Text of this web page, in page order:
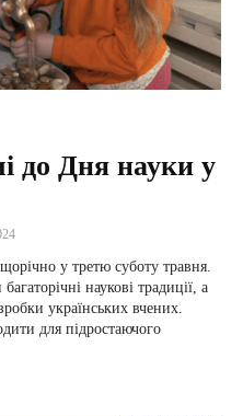
до Дня науки у
у третю суботу травня.
наукові традиції, а
українських вчених.
для підростаючого